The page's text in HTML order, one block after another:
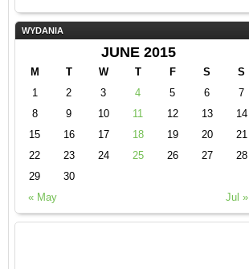
WYDANIA
JUNE 2015
M T W T F S S
« May Jul »
1 2 3 4 5 6
7
8
9 10 11 12 13
14
15
16 17 18 19 20
21
22
23 24 25 26 27
28
29
30